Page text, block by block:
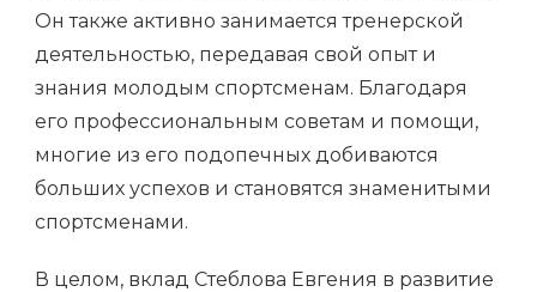
Он также активно занимается тренерской
деятельностью, передавая свой опыт и
знания молодым спортсменам. Благодаря
его профессиональным советам и помощи,
многие из его подопечных добиваются
больших успехов и становятся знаменитыми
спортсменами.
В целом, вклад Стеблова Евгения в развитие